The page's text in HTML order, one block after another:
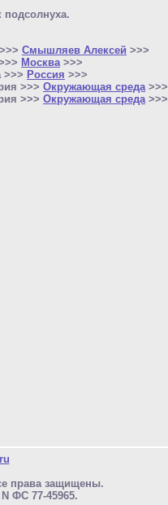
подсолнуха.
Смышляев Алексей >>>
Москва >>>
>>> Россия >>>
>>> Окружающая среда >>>
>>> Окружающая среда >>>
права защищены.
ФС 77-45965.